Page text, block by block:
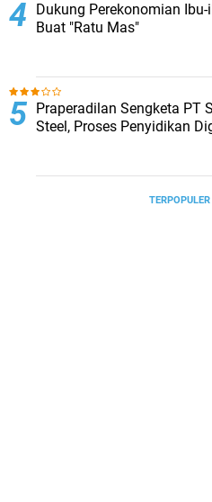
Dukung Perekonomian Ibu-
Buat "Ratu Mas"
Praperadilan Sengketa PT
Steel, Proses Penyidikan